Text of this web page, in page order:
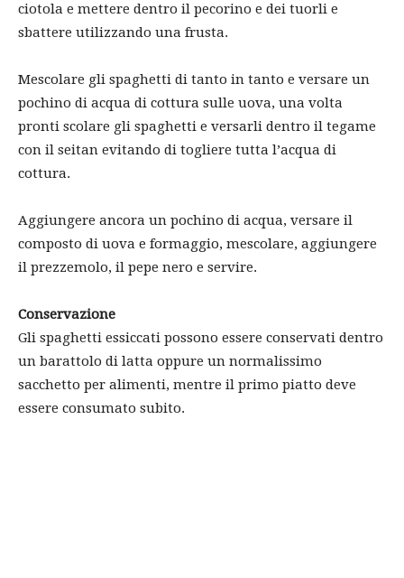
ciotola e mettere dentro il pecorino e dei tuorli e
sbattere utilizzando una frusta.
Mescolare gli spaghetti di tanto in tanto e versare un
pochino di acqua di cottura sulle uova, una volta
pronti scolare gli spaghetti e versarli dentro il tegame
con il seitan evitando di togliere tutta l’acqua di
cottura.
Aggiungere ancora un pochino di acqua, versare il
composto di uova e formaggio, mescolare, aggiungere
il prezzemolo, il pepe nero e servire.
Conservazione
Gli spaghetti essiccati possono essere conservati dentro
un barattolo di latta oppure un normalissimo
sacchetto per alimenti, mentre il primo piatto deve
essere consumato subito.